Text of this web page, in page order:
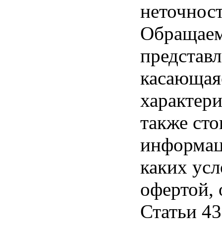
также
каких
офертой,
Статьи